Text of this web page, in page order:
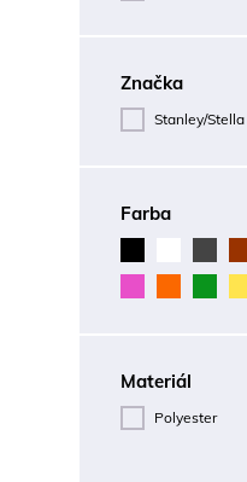
Značka
Stanley/Stella
Farba
Materiál
Polyester